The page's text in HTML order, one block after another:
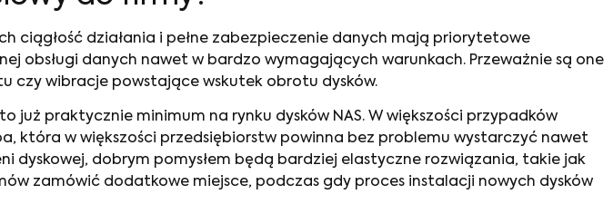
ciągłość działania i pełne zabezpieczenie danych mają priorytetowe
obsługi danych nawet w bardzo wymagających warunkach. Przeważnie są one
czy wibracje powstające wskutek obrotu dysków.
praktycznie minimum na rynku dysków NAS. W większości przypadków
która w większości przedsiębiorstw powinna bez problemu wystarczyć nawet
dyskowej, dobrym pomysłem będą bardziej elastyczne rozwiązania, takie jak
zamówić dodatkowe miejsce, podczas gdy proces instalacji nowych dysków